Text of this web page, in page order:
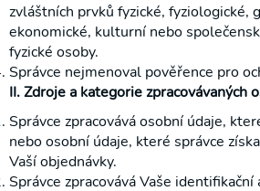
Podložky,
sedáky a
zádové
opěrky
Polohovací
křesla
Pomůcky
na WC
zvláštních prvků fyzické, fyziologické,
ekonomické, kulturní nebo
fyzické osoby.
Správce nejmenoval pověřence pro
II. Zdroje a kategorie zpracovávaných
Správce zpracovává osobní údaje,
nebo osobní údaje, které správce
Vaší objednávky.
Správce zpracovává Vaše